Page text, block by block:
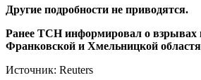
Другие подробности не приводятся.
Ранее TCH информировал о взрывах
Франковской и Хмельницкой
Источник: Reuters